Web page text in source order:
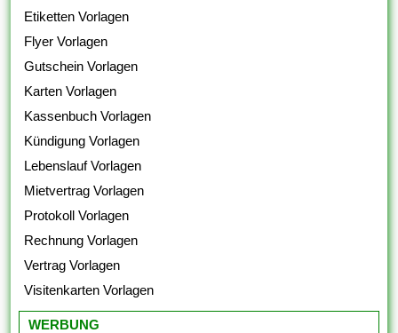
Etiketten Vorlagen
Flyer Vorlagen
Gutschein Vorlagen
Karten Vorlagen
Kassenbuch Vorlagen
Kündigung Vorlagen
Lebenslauf Vorlagen
Mietvertrag Vorlagen
Protokoll Vorlagen
Rechnung Vorlagen
Vertrag Vorlagen
Visitenkarten Vorlagen
WERBUNG